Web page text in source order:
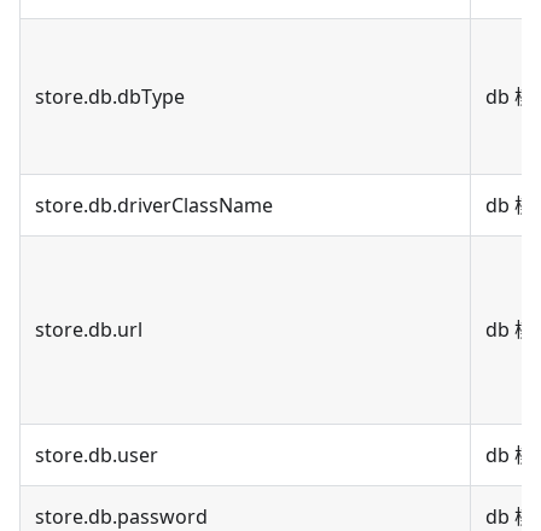
store.db.dbType db 模
store.db.driverClassName db 模
store.db.url db 模
store.db.user db 模
store.db.password db 模